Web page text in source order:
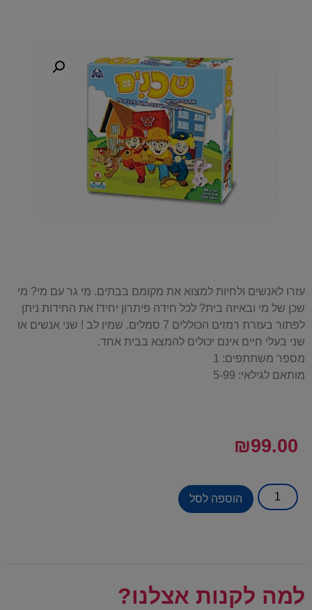
עזרו לאנשים ולחיות למצוא את מקומם בבתים. מי גר עם מי? מי
שכן של מי ובאיזה בית? לכל חידה פיתרון יחיד! את החידות ניתן
לפתור בעזרת רמזים הכוללים 7 סמלים. שמיו לב ! שני אנשים או
שני בעלי חיים אינם יכולים להמצא בבית אחד.
מספר משתתפים: 1
מותאם לגילאי: 5-99
₪99.00
הוספה לסל
למה לקנות אצלנו?